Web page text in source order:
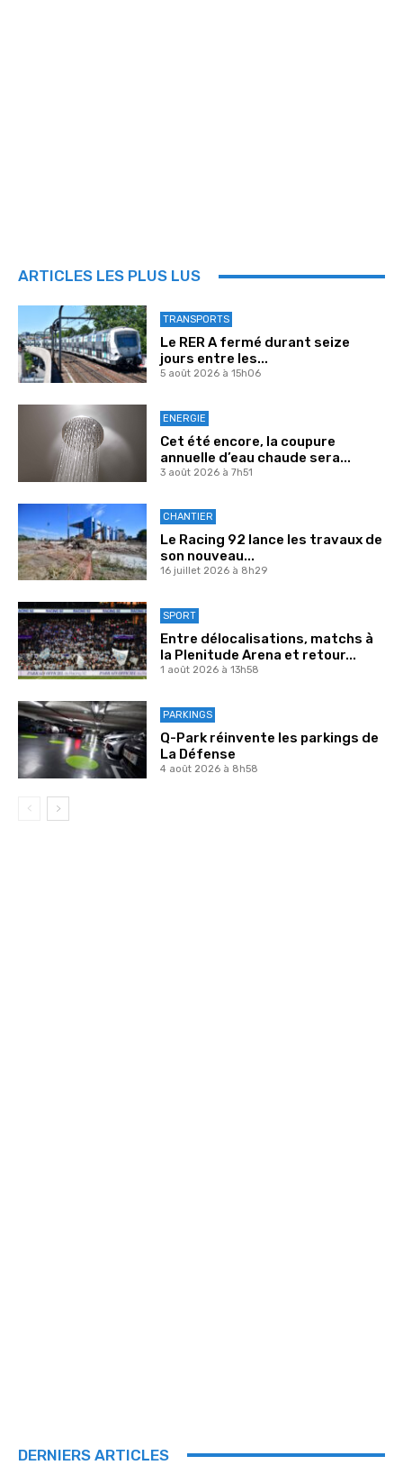
ARTICLES LES PLUS LUS
TRANSPORTS
Le RER A fermé durant seize
jours entre les...
5 août 2026 à 15h06
ENERGIE
Cet été encore, la coupure
annuelle d’eau chaude sera...
3 août 2026 à 7h51
CHANTIER
Le Racing 92 lance les travaux de
son nouveau...
16 juillet 2026 à 8h29
SPORT
Entre délocalisations, matchs à
la Plenitude Arena et retour...
1 août 2026 à 13h58
PARKINGS
Q-Park réinvente les parkings de
La Défense
4 août 2026 à 8h58
DERNIERS ARTICLES